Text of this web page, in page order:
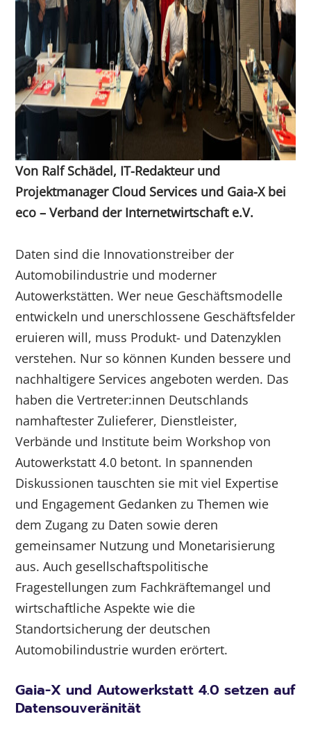
Von Ralf Schädel, IT-Redakteur und
Projektmanager Cloud Services und Gaia-X bei
eco – Verband der Internetwirtschaft e.V.
Daten sind die Innovationstreiber der
Automobilindustrie und moderner
Autowerkstätten. Wer neue Geschäftsmodelle
entwickeln und unerschlossene Geschäftsfelder
eruieren will, muss Produkt- und Datenzyklen
verstehen. Nur so können Kunden bessere und
nachhaltigere Services angeboten werden. Das
haben die Vertreter:innen Deutschlands
namhaftester Zulieferer, Dienstleister,
Verbände und Institute beim Workshop von
Autowerkstatt 4.0 betont. In spannenden
Diskussionen tauschten sie mit viel Expertise
und Engagement Gedanken zu Themen wie
dem Zugang zu Daten sowie deren
gemeinsamer Nutzung und Monetarisierung
aus. Auch gesellschaftspolitische
Fragestellungen zum Fachkräftemangel und
wirtschaftliche Aspekte wie die
Standortsicherung der deutschen
Automobilindustrie wurden erörtert.
Gaia-X und Autowerkstatt 4.0 setzen auf
Datensouveränität